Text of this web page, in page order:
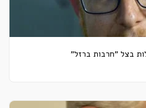
בצל "חרבות ברזל"